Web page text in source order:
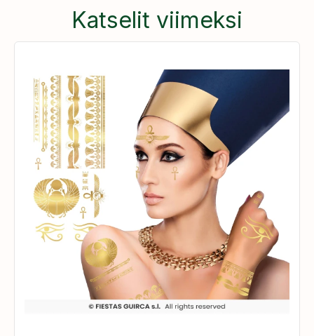
Katselit viimeksi